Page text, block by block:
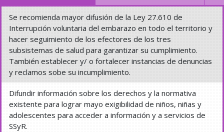
Se recomienda mayor difusión de la Ley 27.610 de
Interrupción voluntaria del embarazo en todo el territorio y
hacer seguimiento de los efectores de los tres
subsistemas de salud para garantizar su cumplimiento.
También establecer y/ o fortalecer instancias de denuncias
y reclamos sobe su incumplimiento.
Difundir información sobre los derechos y la normativa
existente para lograr mayo exigibilidad de niños, niñas y
adolescentes para acceder a información y a servicios de
SSyR.